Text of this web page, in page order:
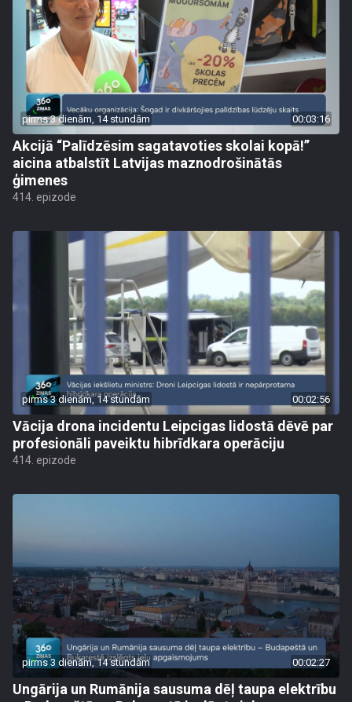
pirms 3 dienām, 14 stundām 00:03:16
Akcijā “Palīdzēsim sagatavoties skolai kopā!”
aicina atbalstīt Latvijas maznodrošinātās
ģimenes
414. epizode
pirms 3 dienām, 14 stundām 00:02:56
Vācija drona incidentu Leipcigas lidostā dēvē par
profesionāli paveiktu hibrīdkara operāciju
414. epizode
pirms 3 dienām, 14 stundām 00:02:27
Ungārija un Rumānija sausuma dēļ taupa elektrību